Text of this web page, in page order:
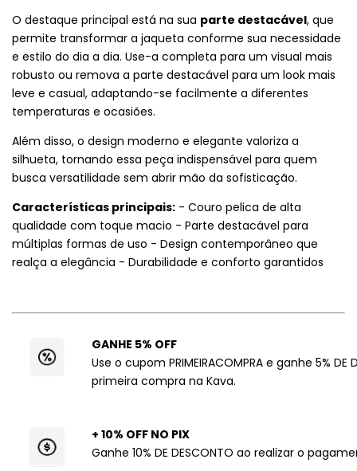
O destaque principal está na sua parte destacável, que
permite transformar a jaqueta conforme sua necessidade
e estilo do dia a dia. Use-a completa para um visual mais
robusto ou remova a parte destacável para um look mais
leve e casual, adaptando-se facilmente a diferentes
temperaturas e ocasiões.
Além disso, o design moderno e elegante valoriza a
silhueta, tornando essa peça indispensável para quem
busca versatilidade sem abrir mão da sofisticação.
Características principais: - Couro pelica de alta
qualidade com toque macio - Parte destacável para
múltiplas formas de uso - Design contemporâneo que
realça a elegância - Durabilidade e conforto garantidos
GANHE 5% OFF
Use o cupom PRIMEIRACOMPRA e ganhe 5% DE
primeira compra na Kava.
+ 10% OFF NO PIX
Ganhe 10% DE DESCONTO ao realizar o